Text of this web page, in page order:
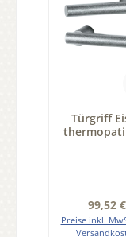
Türgriff
99,52 €
Preise inkl.